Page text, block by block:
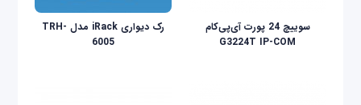
سوییچ 24 پورت آی‌پی‌کام
G3224T IP-COM
رک دیواری iRack مدل TRH-
6005